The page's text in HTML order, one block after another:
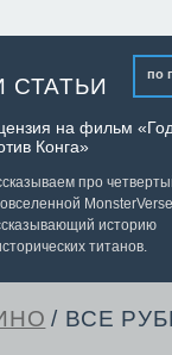
по
на фильм
Конга»
про
историю
титанов.
/ ВСЕ